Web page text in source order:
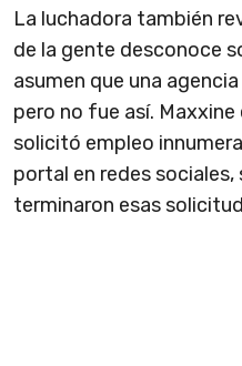
La luchadora también
de la gente desconoce
asumen que una
pero no fue así.
solicitó empleo
portal en redes sociales,
terminaron esas